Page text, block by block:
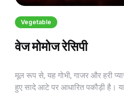
Vegetable
वेज मोमोज रेसिपी
मूल रूप से, यह गोभी, गाजर और हरी प्याज की स्टफिंग के साथ उबले
हुए सादे आटे पर आधारित पकौड़ी है।